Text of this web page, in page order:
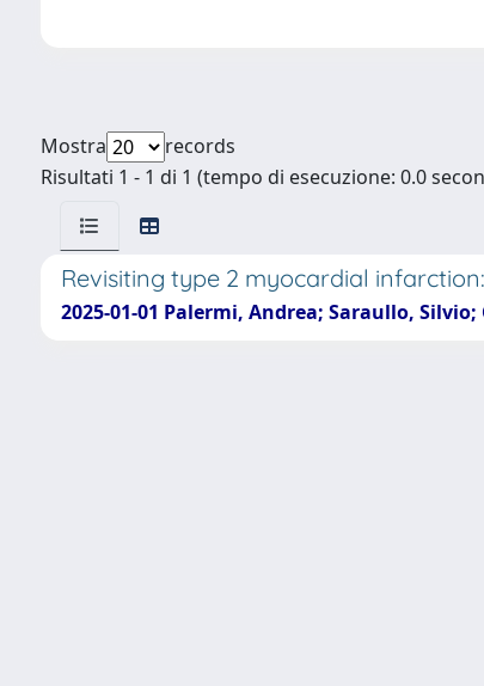
Mostra
records
Risultati 1 - 1 di 1 (tempo di esecuzione: 0.0
Revisiting type 2 myocardial
2025-01-01 Palermi, Andrea; Saraullo,